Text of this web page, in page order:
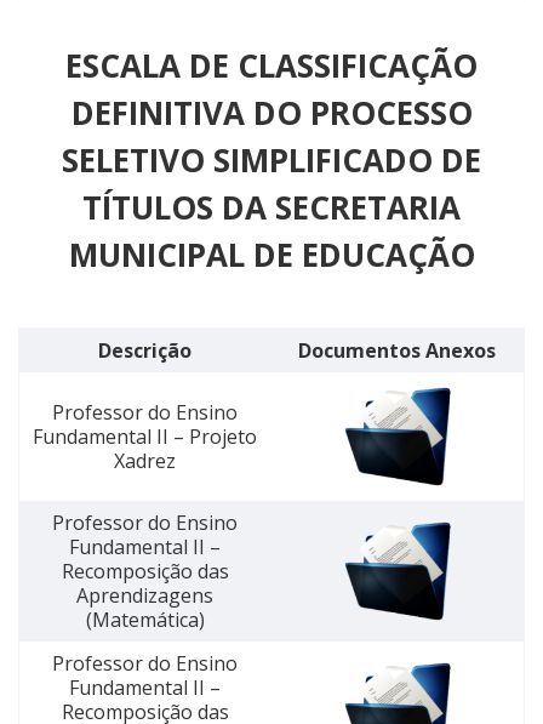
ESCALA DE CLASSIFICAÇÃO
DEFINITIVA DO PROCESSO
SELETIVO SIMPLIFICADO DE
TÍTULOS DA SECRETARIA
MUNICIPAL DE EDUCAÇÃO
Descrição Documentos Anexos
Professor do Ensino
Fundamental II – Projeto
Xadrez
Professor do Ensino
Fundamental II –
Recomposição das
Aprendizagens
(Matemática)
Professor do Ensino
Fundamental II –
Recomposição das